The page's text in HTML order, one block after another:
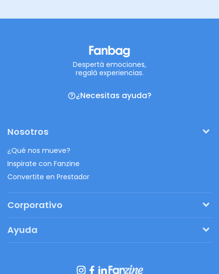
Despertá emociones,
regalá experiencias.
¿Necesitas ayuda?
Nosotros
¿Qué nos mueve?
Inspirate con Fanzine
Convertite en Prestador
Corporativo
Regalos originales
Ayuda